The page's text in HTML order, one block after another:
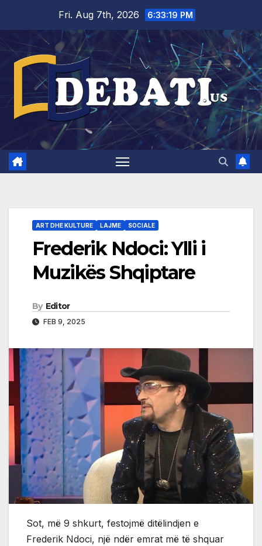
content
Fri. Aug 7th, 2026 6:33:20 PM
ART DHE KULTURE LAJME SOCIALE
Frederik Ndoci: Ylli i
Muzikës Shqiptare
By Editor
FEB 9, 2025
Sot, më 9 shkurt, festojmë ditëlindjen e
Frederik Ndoci, një ndër emrat më të shquar